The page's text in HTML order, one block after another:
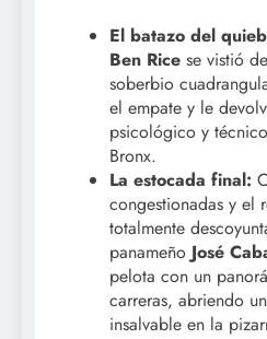
El batazo del
Ben Rice se vistió
soberbio
el empate y le
psicológico y
Bronx.
La estocada final:
congestionadas y el
totalmente
panameño José
pelota con un
carreras, abriendo
insalvable en la